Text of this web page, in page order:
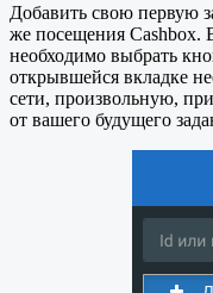
Добавить свою первую
же посещения Cashbox.
необходимо выбрать
открывшейся вкладке
сети, произвольную,
от вашего будущего